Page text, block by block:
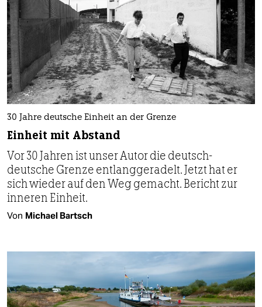
30 Jahre deutsche Einheit an der Grenze
Einheit mit Abstand
Vor 30 Jahren ist unser Autor die deutsch-
deutsche Grenze entlanggeradelt. Jetzt hat er
sich wieder auf den Weg gemacht. Bericht zur
inneren Einheit.
Von Michael Bartsch